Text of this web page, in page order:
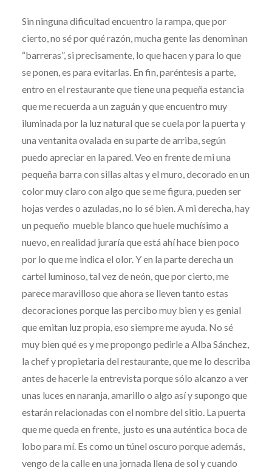
Sin ninguna dificultad encuentro la rampa, que por
cierto, no sé por qué razón, mucha gente las denominan
“barreras”, si precisamente, lo que hacen y para lo que
se ponen, es para evitarlas. En fin, paréntesis a parte,
entro en el restaurante que tiene una pequeña estancia
que me recuerda a un zaguán y que encuentro muy
iluminada por la luz natural que se cuela por la puerta y
una ventanita ovalada en su parte de arriba, según
puedo apreciar en la pared. Veo en frente de mi una
pequeña barra con sillas altas y el muro, decorado en un
color muy claro con algo que se me figura, pueden ser
hojas verdes o azuladas, no lo sé bien. A mi derecha, hay
un pequeño mueble blanco que huele muchísimo a
nuevo, en realidad juraría que está ahí hace bien poco
por lo que me indica el olor. Y en la parte derecha un
cartel luminoso, tal vez de neón, que por cierto, me
parece maravilloso que ahora se lleven tanto estas
decoraciones porque las percibo muy bien y es genial
que emitan luz propia, eso siempre me ayuda. No sé
muy bien qué es y me propongo pedirle a Alba Sánchez,
la chef y propietaria del restaurante, que me lo describa
antes de hacerle la entrevista porque sólo alcanzo a ver
unas luces en naranja, amarillo o algo así y supongo que
estarán relacionadas con el nombre del sitio. La puerta
que me queda en frente, justo es una auténtica boca de
lobo para mí. Es como un túnel oscuro porque además,
vengo de la calle en una jornada llena de sol y cuando